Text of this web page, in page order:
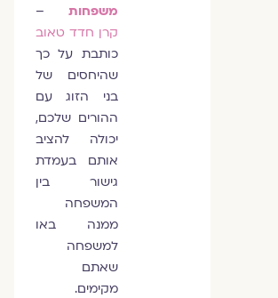
משפחות–
קרן חדד טאוב
כותבת על כך
שהיחסים של
בני הזוג עם
ההורים שלכם,
יכולה להציב
אותם בעמדת
גישור בין
המשפחה
ממנה באו
למשפחה
שאתם
מקימים.